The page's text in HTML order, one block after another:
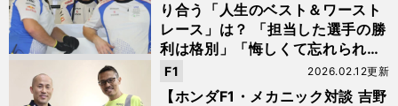
り合う「人生のベスト＆ワースト
レース」は？ 「担当した選手の勝
利は格別」「悔しくて忘れられな
い」
【ホンダF1・メカニック対談 吉野
2026.02.12更新
F1